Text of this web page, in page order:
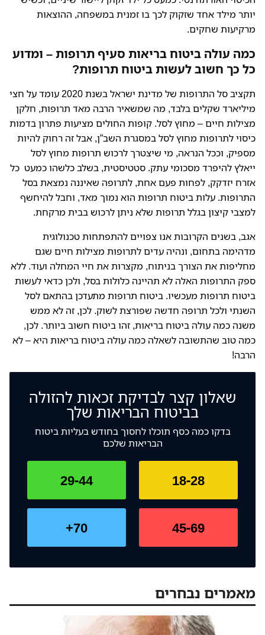
יותר מילד אחד שזקוק לכך בו זמנית במשפחה, ההוצאות
מרקיעות שחקים.
כמה עולה ביטוח בריאות סעיף תרופות – ומדוע
כל כך חשוב לעשות ביטוח תרופות?
תקציב סל התרופות של מדינת ישראל בשנת 2020 עומד על חצי
מיליארד שקלים בלבד, מה שמשאיר הרבה מאד תרופות, חלקן
מצילות חיים – מחוץ לסל. קופות החולים מציעות פתרון בדמות
כיסוי לתרופות מחוץ לסל במסגרת השב”ן, אבל זה רחוק להיות
מספיק, וככל הנראה, מי שיצטרך לרכוש תרופות מחוץ לסל
ייאלץ להיפרד מסכומי עתק. סטטיסטית, בשלב כלשהו כמעט כל
אזרח יזדקק, לפחות פעם אחת, לתרופה שאיננה נמצאת בסל
התרופות. עלות ביטוח תרופות הוא נמוך מאד, וחבל להיחשף
למצבי קיצון בגלל תרופות שלא ניתן לרכוש בבית מרקחת.
אגב, בשנים הקרובות אנו צפויים להתפתחות טכנולוגית
מדהימה בתחום, ונהיה עדים לתרופות מצילות חיים שגם
מחליפות את הצורך בניתוח, מקצרות את חיי המחלה ועוד. ללא
ספק התרופות האלה לא תהיינה כלולות בסל, ולכן כדאי לעשות
ביטוח תרופות מעכשיו. ביטוח תרופות מתעדכן בהתאם לסל
השנתי ולכל תרופה חדשה שפורצת לשוק. לכן, זה לא ממש
משנה כמה עולה ביטוח בריאות, זהו ביטוח חשוב ביותר. לכן,
כמה טוב שהתשובה לשאלה כמה עולה ביטוח בריאות היא – לא
הרבה!
שאלון קצר לבדיקת זכאות להזולה
בביטוח הבריאות שלך
בדקו כמה כסף תוכלו לחסוך בחודש בעליות ביטוח
הבריאות שלכם
18-28
29-44
45-69
70+
מאמרים נבחרים